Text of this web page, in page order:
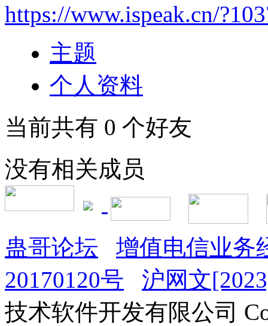
https://www.ispeak.cn/
主题
个人资料
当前共有 0 个好友
没有相关成员
蛊哥论坛
增值电信业务
20170120号
沪网文
技术软件开发有限公司